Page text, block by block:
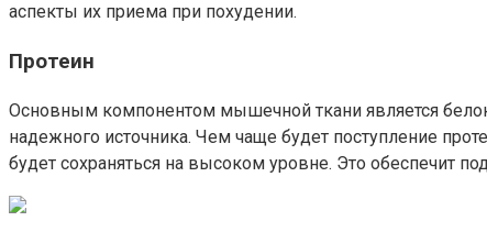
аспекты их приема при похудении.
Протеин
Основным компонентом мышечной ткани является
надежного источника. Чем чаще будет поступление
будет сохраняться на высоком уровне. Это обеспечит